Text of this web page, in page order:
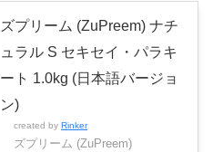
ズプリーム (ZuPreem) ナチ
ュラル S セキセイ・パラキ
ート 1.0kg (日本語バージョ
ン)
created by Rinker
ズプリーム (ZuPreem)